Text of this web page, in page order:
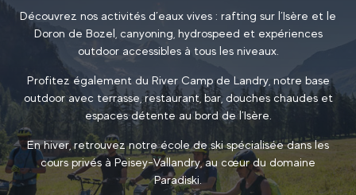
Découvrez nos activités d’eaux vives : rafting sur l’Isère et le
Doron de Bozel, canyoning, hydrospeed et expériences
outdoor accessibles à tous les niveaux.
Profitez également du River Camp de Landry, notre base
outdoor avec terrasse, restaurant, bar, douches chaudes et
espaces détente au bord de l’Isère.
En hiver, retrouvez notre école de ski spécialisée dans les
cours privés à Peisey-Vallandry, au cœur du domaine
Paradiski.